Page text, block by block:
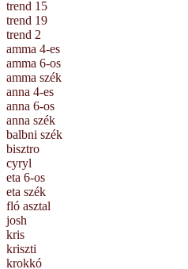
trend 15
trend 19
trend 2
amma 4-es
amma 6-os
amma szék
anna 4-es
anna 6-os
anna szék
balbni szék
bisztro
cyryl
eta 6-os
eta szék
fló asztal
josh
kris
kriszti
krokkó